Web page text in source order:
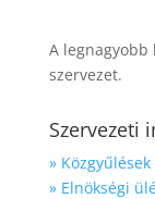
A legnagyobb
szervezet.
Szervezeti
» Közgyűlések
» Elnökségi